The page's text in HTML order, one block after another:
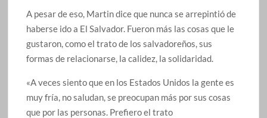
A pesar de eso, Martin dice que nunca se arrepintió de
haberse ido a El Salvador. Fueron más las cosas que le
gustaron, como el trato de los salvadoreños, sus
formas de relacionarse, la calidez, la solidaridad.
«A veces siento que en los Estados Unidos la gente es
muy fría, no saludan, se preocupan más por sus cosas
que por las personas. Prefiero el trato